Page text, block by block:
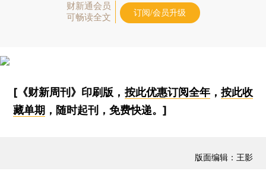
财新通会员
可畅读全文
订阅/会员升级
[《财新周刊》印刷版， 按此优惠订阅全年， 按此收
藏单期 ，随时起刊，免费快递。]
版面编辑：王影